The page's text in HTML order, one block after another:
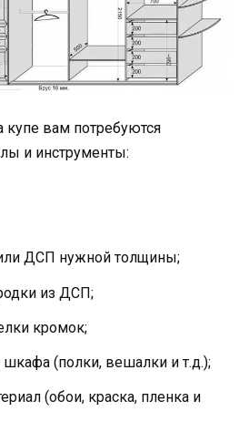
вам потребуются
и инструменты:
ДСП нужной толщины;
из ДСП;
кромок;
(полки, вешалки и т.д.);
(обои, краска, пленка и